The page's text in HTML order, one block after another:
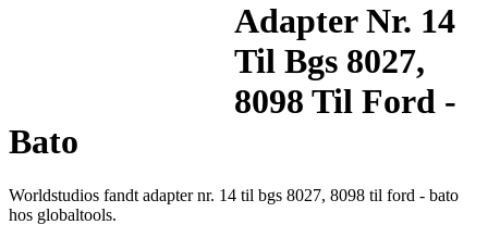
Adapter Nr. 14
Til Bgs 8027,
8098 Til Ford -
Bato
Worldstudios fandt adapter nr. 14 til bgs 8027, 8098 til ford - bato
hos globaltools.